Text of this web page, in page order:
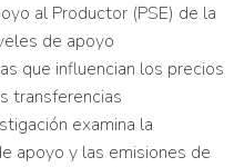
al Productor (PSE) de la
de apoyo
que influencian los precios
transferencias
examina la
apoyo y las emisiones de